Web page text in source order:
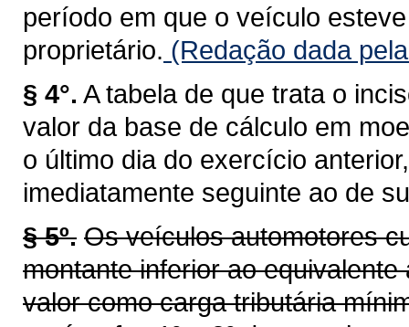
período em que o veículo
proprietário. (Redação dada
§ 4°. A tabela de que trata o
valor da base de cálculo em
o último dia do exercício
imediatamente seguinte ao de
§ 5º. Os veículos automotores
montante inferior ao
valor como carga tributária